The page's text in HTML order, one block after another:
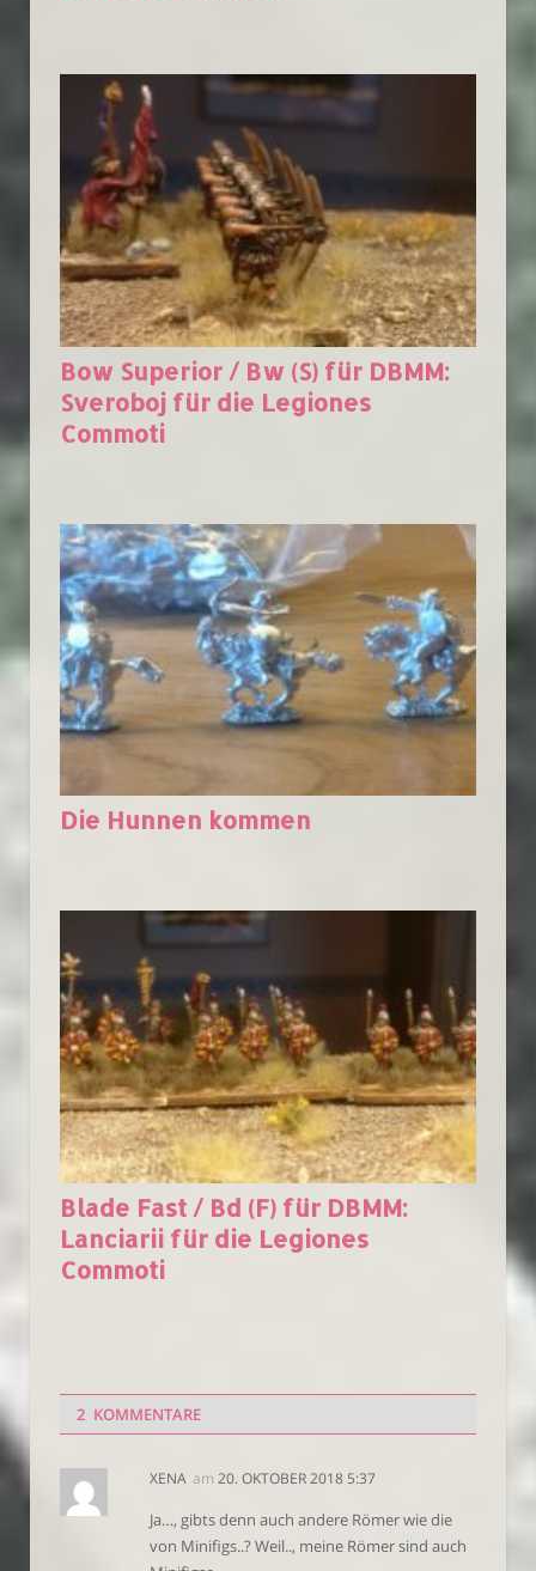
Bow Superior / Bw (S) für DBMM:
Sveroboj für die Legiones
Commoti
Die Hunnen kommen
Blade Fast / Bd (F) für DBMM:
Lanciarii für die Legiones
Commoti
2 KOMMENTARE
XENA am 20. OKTOBER 2018 5:37
Ja…, gibts denn auch andere Römer wie die
von Minifigs..? Weil.., meine Römer sind auch